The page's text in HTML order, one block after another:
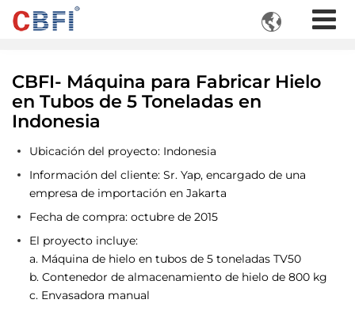

CBFI- Máquina para Fabricar Hielo
en Tubos de 5 Toneladas en
Indonesia
Ubicación del proyecto: Indonesia
Información del cliente: Sr. Yap, encargado de una
empresa de importación en Jakarta
Fecha de compra: octubre de 2015
El proyecto incluye:
a. Máquina de hielo en tubos de 5 toneladas TV50
b. Contenedor de almacenamiento de hielo de 800 kg
c. Envasadora manual